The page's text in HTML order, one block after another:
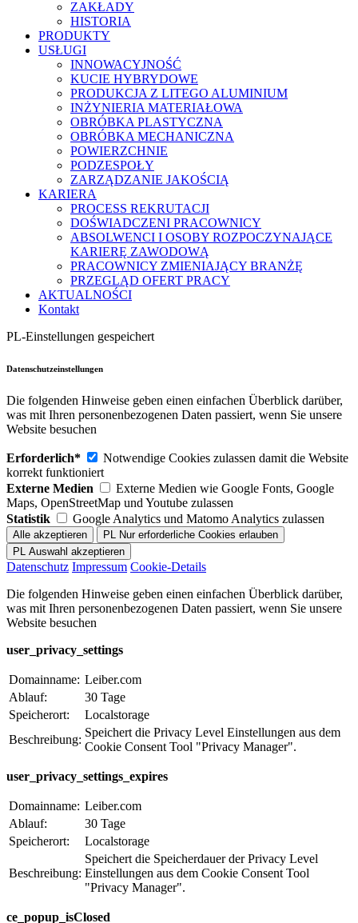
ZAKŁADY
HISTORIA
PRODUKTY
USŁUGI
INNOWACYJNOŚĆ
KUCIE HYBRYDOWE
PRODUKCJA Z LITEGO ALUMINIUM
INŻYNIERIA MATERIAŁOWA
OBRÓBKA PLASTYCZNA
OBRÓBKA MECHANICZNA
POWIERZCHNIE
PODZESPOŁY
ZARZĄDZANIE JAKOŚCIĄ
KARIERA
PROCESS REKRUTACJI
DOŚWIADCZENI PRACOWNICY
ABSOLWENCI I OSOBY ROZPOCZYNAJĄCE
KARIERĘ ZAWODOWĄ
PRACOWNICY ZMIENIAJĄCY BRANŻĘ
PRZEGLĄD OFERT PRACY
AKTUALNOŚCI
Kontakt
PL-Einstellungen gespeichert
Datenschutzeinstellungen
Die folgenden Hinweise geben einen einfachen Überblick darüber,
was mit Ihren personenbezogenen Daten passiert, wenn Sie unsere
Website besuchen
Erforderlich*
Notwendige Cookies zulassen damit die Website
korrekt funktioniert
Externe Medien
Externe Medien wie Google Fonts, Google
Maps, OpenStreetMap und Youtube zulassen
Statistik
Google Analytics und Matomo Analytics zulassen
Datenschutz Impressum Cookie-Details
Die folgenden Hinweise geben einen einfachen Überblick darüber,
was mit Ihren personenbezogenen Daten passiert, wenn Sie unsere
Website besuchen
user_privacy_settings
Domainname: Leiber.com
Ablauf:
30 Tage
Speicherort:
Localstorage
Beschreibung:
Speichert die Privacy Level Einstellungen aus dem
Cookie Consent Tool "Privacy Manager".
user_privacy_settings_expires
Domainname: Leiber.com
Ablauf:
30 Tage
Speicherort:
Localstorage
Beschreibung:
Speichert die Speicherdauer der Privacy Level
Einstellungen aus dem Cookie Consent Tool
"Privacy Manager".
ce_popup_isClosed